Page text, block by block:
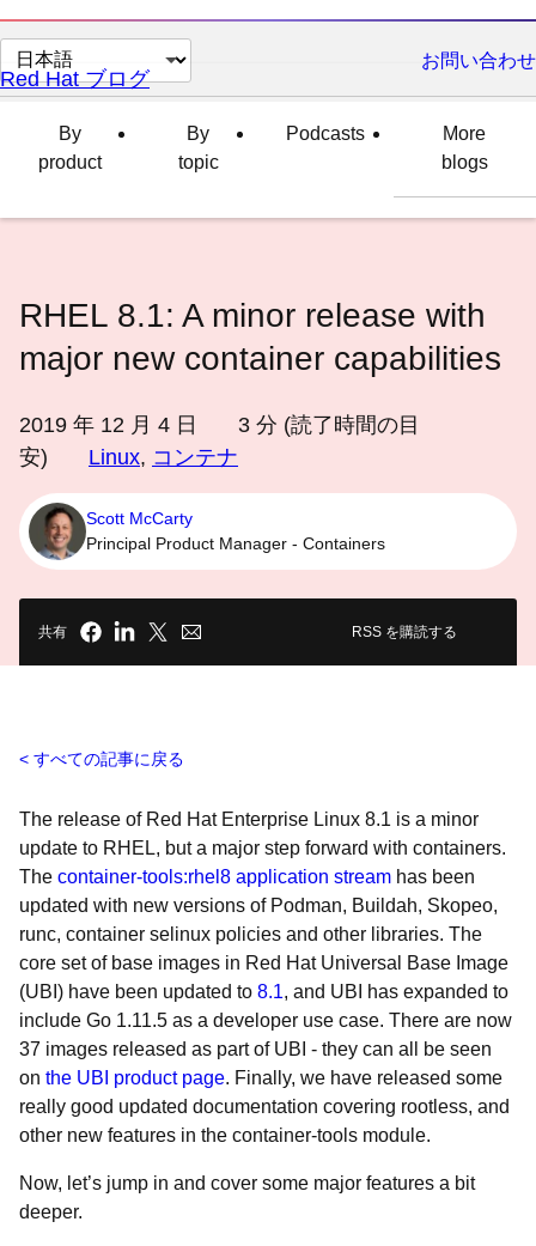
ペ
ー
語
さ
お問い合わせ
Red Hat ブログ
By
product
By
topic
Podcasts
More
blogs
RHEL 8.1: A minor release with
major new container capabilities
2019 年 12 月 4 日 3 分 (読了時間の目
安)
Linux, コンテナ
Scott McCarty
Principal Product Manager - Containers
共有 RSS を購読する
すべての記事に戻る
The release of Red Hat Enterprise Linux 8.1 is a minor
update to RHEL, but a major step forward with containers.
The container-tools:rhel8 application stream has been
updated with new versions of Podman, Buildah, Skopeo,
runc, container selinux policies and other libraries. The
core set of base images in Red Hat Universal Base Image
(UBI) have been updated to 8.1, and UBI has expanded to
include Go 1.11.5 as a developer use case. There are now
37 images released as part of UBI - they can all be seen
on the UBI product page. Finally, we have released some
really good updated documentation covering rootless, and
other new features in the container-tools module.
Now, let’s jump in and cover some major features a bit
deeper.